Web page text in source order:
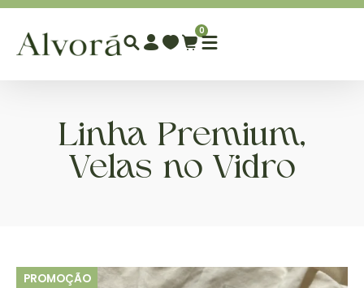
0
Linha Premium,
Velas no Vidro
PROMOÇÃO